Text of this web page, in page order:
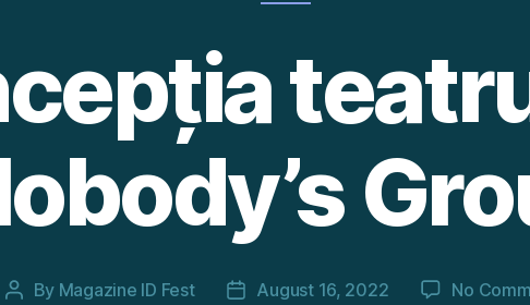
Post
By Magazine ID Fest
PostAugust 16, 2022 No